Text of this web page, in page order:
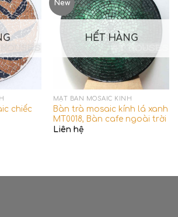
đen hoặc theo yêu cầu
Tháng
thích
: Mặt tròn hoặc vuông 60-
không bán rời. Chúng tôi xin
khách mua mặt bàn tại 4T
tôi.
chiếc
New
HẾT HÀNG
MẶT BÀN MOSAIC KÍNH
Bàn trà mosaic kính lá xanh
MT0018, Bàn cafe ngoài trời
Liên hệ